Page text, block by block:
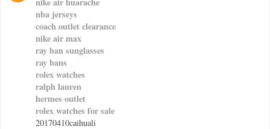
nba jerseys
coach outlet clearance
nike air max
ray ban sunglasses
ray bans
rolex watches
ralph lauren
hermes outlet
rolex watches for sale
20170410caihuali